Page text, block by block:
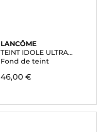
LANCÔME
TEINT IDOLE ULTRA
WEAR SKIN-GLOW
SERUM CONCEALER
Fond de teint
46,00 €